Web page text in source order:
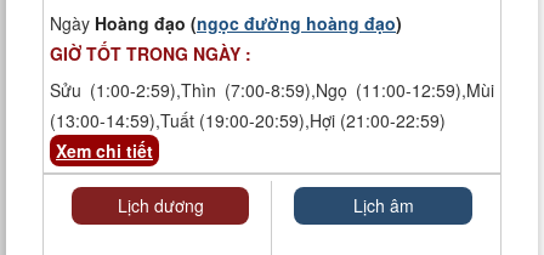
Ngày Hoàng đạo (ngọc đường hoàng đạo)
GIỜ TỐT TRONG NGÀY :
Sửu (1:00-2:59),Thìn (7:00-8:59),Ngọ (11:00-12:59),Mùi
(13:00-14:59),Tuất (19:00-20:59),Hợi (21:00-22:59)
Xem chi tiết
Lịch dương Lịch âm